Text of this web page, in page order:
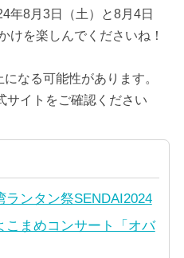
年8月3日（土）と8月4日
けを楽しんでくださいね！
なる可能性があります。
サイトをご確認ください
ランタン祭SENDAI2024
こまめコンサート「オバ